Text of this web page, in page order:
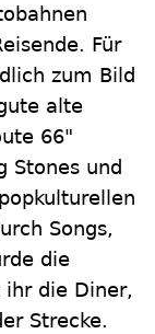
Für
zum Bild
alte
66"
Stones und
Songs,
die
die Diner,
Strecke.